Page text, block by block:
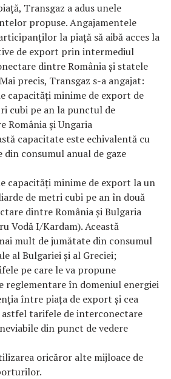
Transgaz a adus unele
propuse. Angajamentele
la piață să aibă acces la
de export prin intermediul
dintre România și statele
precis, Transgaz s-a angajat:
capacități minime de export de
cubi pe an la punctul de
România și Ungaria
capacitate este echivalentă cu
din consumul anual de gaze
capacități minime de export la un
de metri cubi pe an în două
dintre România și Bulgaria
Vodă I/Kardam). Această
mult de jumătate din consumul
al Bulgariei și al Greciei;
pe care le va propune
reglementare în domeniul energiei
între piața de export și cea
tarifele de interconectare
din punct de vedere
oricăror alte mijloace de